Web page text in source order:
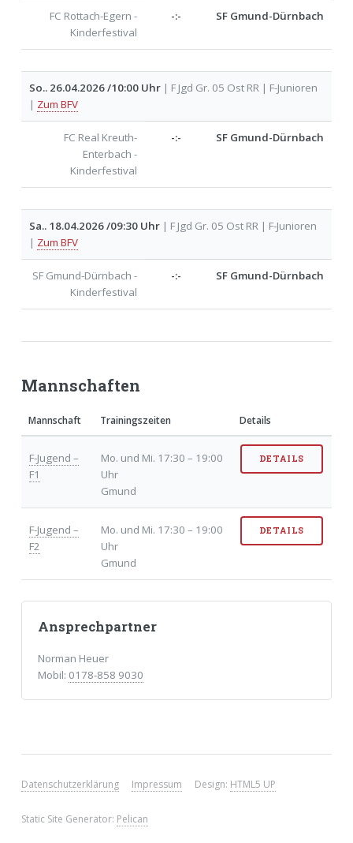
FC Rottach-Egern -
Kinderfestival
-:- SF Gmund-Dürnbach
So.. 26.04.2026 /10:00 Uhr| F Jgd Gr. 05 Ost RR | F-Junioren
| Zum BFV
FC Real Kreuth-
Enterbach -
Kinderfestival
-:- SF Gmund-Dürnbach
Sa.. 18.04.2026 /09:30 Uhr| F Jgd Gr. 05 Ost RR | F-Junioren
| Zum BFV
SF Gmund-Dürnbach -
Kinderfestival
-:- SF Gmund-Dürnbach
Mannschaften
Mannschaft Trainingszeiten Details
F-Jugend –
F1
Mo. und Mi. 17:30 – 19:00
Uhr
Gmund
DETAILS
F-Jugend –
F2
Mo. und Mi. 17:30 – 19:00
Uhr
Gmund
DETAILS
Ansprechpartner
Norman Heuer
Mobil: 0178-858 9030
Datenschutzerklärung Impressum Design: HTML5 UP
Static Site Generator: Pelican